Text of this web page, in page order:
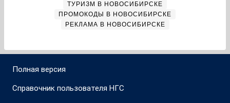
ТУРИЗМ В НОВОСИБИРСКЕ
ПРОМОКОДЫ В НОВОСИБИРСКЕ
РЕКЛАМА В НОВОСИБИРСКЕ
Полная версия
Справочник пользователя НГС